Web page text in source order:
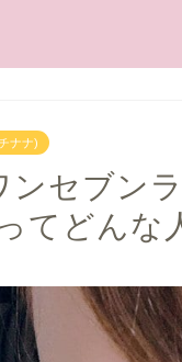
ナナ)
ンセブン
てどんな